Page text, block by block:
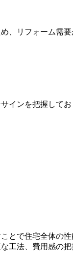
、リフォーム
インを把握して
とで住宅全体
法、費用感の